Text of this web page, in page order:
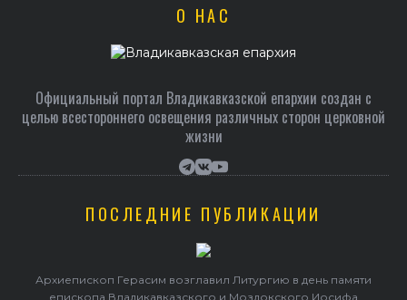
О НАС
Официальный портал Владикавказской епархии создан c
целью всестороннего освещения различных сторон церковной
жизни
ПОСЛЕДНИЕ ПУБЛИКАЦИИ
Архиепископ Герасим возглавил Литургию в день памяти
епископа Владикавказского и Моздокского Иосифа